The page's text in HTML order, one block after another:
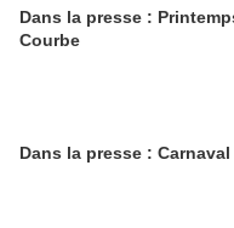
Dans la presse :
Courbe
Dans la presse : Carnaval